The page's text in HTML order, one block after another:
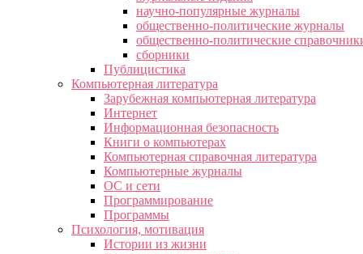
научно-популярные журналы
общественно-политические журналы
общественно-политические
сборники
Публицистика
Компьютерная литература
Зарубежная компьютерная литература
Интернет
Информационная безопасность
Книги о компьютерах
Компьютерная справочная литература
Компьютерные журналы
ОС и сети
Программирование
Программы
Психология, мотивация
Истории из жизни